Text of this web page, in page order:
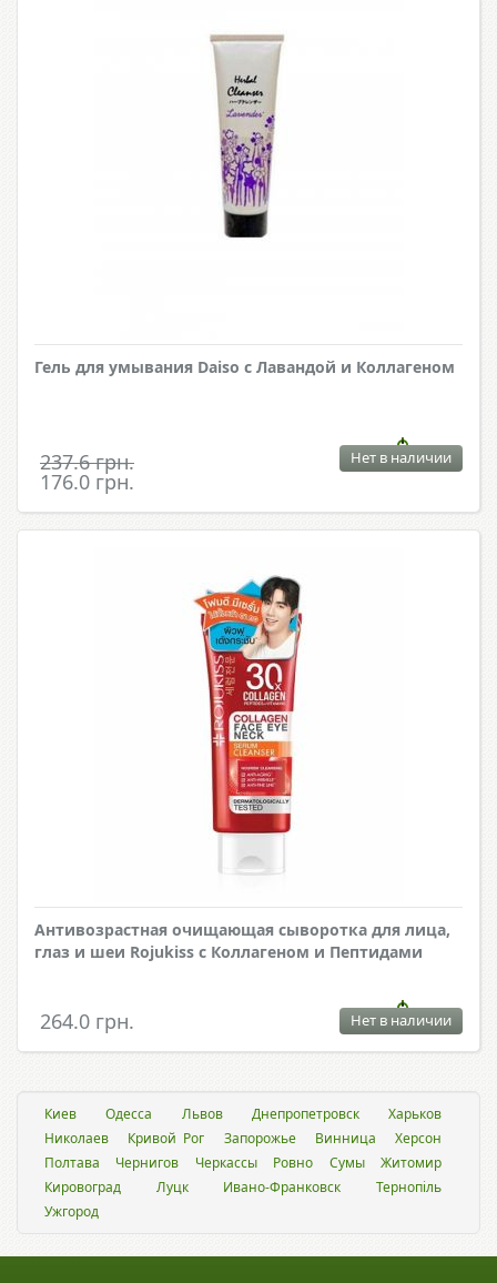
Гель для умывания Daiso с Лавандой и Коллагеном
237.6 грн.
176.0 грн.
Нет в наличии
Антивозрастная очищающая сыворотка для лица,
глаз и шеи Rojukiss с Коллагеном и Пептидами
264.0 грн. Нет в наличии
Киев Одесса Львов Днепропетровск
Харьков
Николаев
Кривой Рог Запорожье Винница
Херсон
Полтава
Чернигов Черкассы Ровно Сумы
Житомир
Кировоград
Луцк Ивано-Франковск
Тернопіль
Ужгород